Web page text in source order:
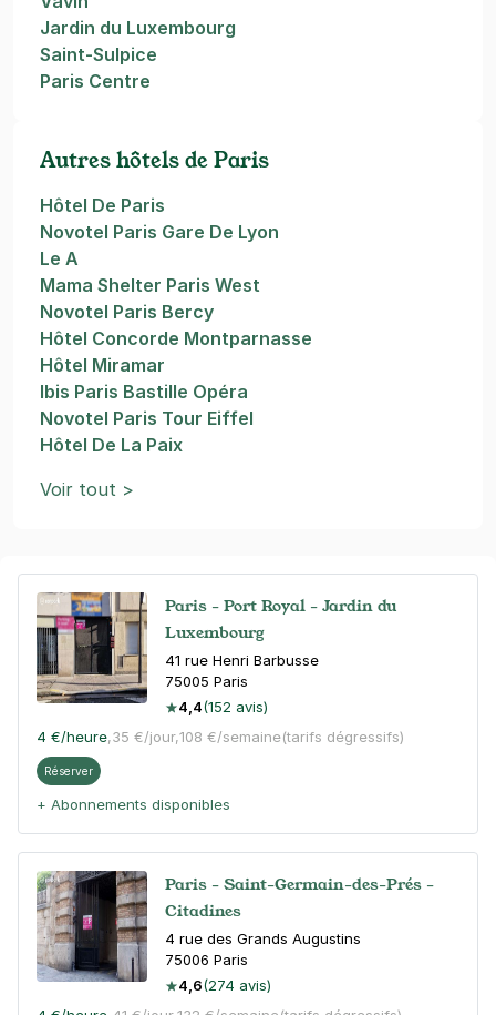
Paris - Port Royal - Jardin du
Luxembourg
41 rue Henri Barbusse
75005 Paris
4,4(152 avis)
4 €/heure,35 €/jour,108 €/semaine(tarifs dégressifs)
Réserver
+ Abonnements disponibles
Paris - Saint-Germain-des-Prés -
Citadines
4 rue des Grands Augustins
75006 Paris
4,6(274 avis)
Jardin du Luxembourg
Saint-Sulpice
Paris Centre
Autres hôtels de Paris
Hôtel De Paris
Novotel Paris Gare De Lyon
Le A
Mama Shelter Paris West
Novotel Paris Bercy
Hôtel Concorde Montparnasse
Hôtel Miramar
Ibis Paris Bastille Opéra
Novotel Paris Tour Eiffel
Hôtel De La Paix
Voir tout >